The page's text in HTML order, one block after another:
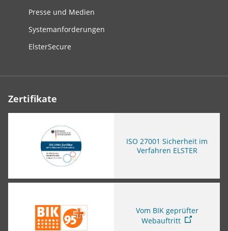
Presse und Medien
Systemanforderungen
ElsterSecure
Zertifikate
ISO 27001 Sicherheit im
Verfahren ELSTER
Vom BIK geprüfter
Webauftritt